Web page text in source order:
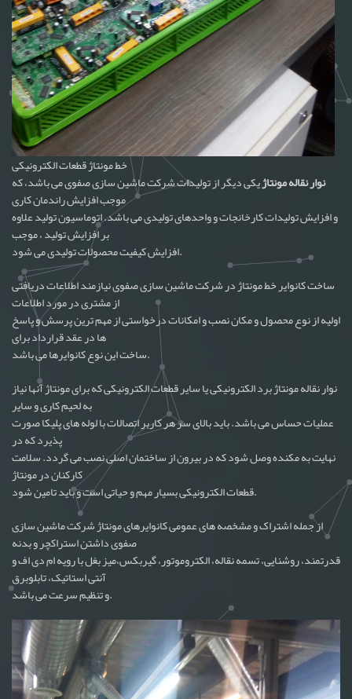
خط مونتاژ قطعات الکترونیکی
نوار نقاله مونتاژیکی دیگر از تولیدات شرکت ماشین سازی صفوی می باشد، که
موجب افزایش راندمان کاری
و افزایش تولیدات کارخانجات و واحدهای تولیدی می باشد. اتوماسیون تولید علاوه
بر افزایش تولید ، موجب
افزایش کیفیت محصولات تولیدی می شود.
ساخت کانوایر خط مونتاژ در شرکت ماشین سازی صفوی نیازمند اطلاعات دریافتی
از مشتری در مورد اطلاعات
اولیه از نوع محصول و مکان نصب و امکانات درخواستی از مهم ترین پرسش و پاسخ
ها در عقد قرارداد برای
ساخت این نوع کانوایرها می باشد.
نوار نقاله مونتاژ برد الکترونیکی یا سایر قطعات الکترونیکی که برای مونتاژ آنها نیاز
به لحیم کاری و سایر
عملیات حساس می باشد. باید بالای سر هر کاربر اتصالات با لوله های پلیکا صورت
پذیرد که در
نهایت به مکنده وصل شود که در بیرون از ساختمان اصلی نصب می گردد. سلامت
کارکنان در مونتاژ
قطعات الکترونیکی بسیار مهم و حیاتی است و باید تامین شود.
از جمله اشتراک و مشخصه های عمومی کانوایرهای مونتاژ شرکت ماشین سازی
صفوی داشتن استراکچر و بدنه
قدرتمند، روشنایی، تسمه نقاله، الکتروموتور، گیربکس،میز بغل با رویه ام دی اف و
آنتی استاتیک، تابلوبرق
و تنظیم سرعت می باشد.